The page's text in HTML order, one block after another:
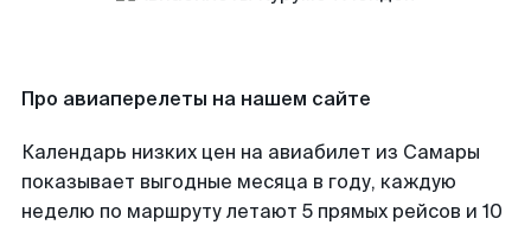
Про авиаперелеты на нашем сайте
Календарь низких цен на авиабилет из Самары
показывает выгодные месяца в году, каждую
неделю по маршруту летают 5 прямых рейсов и 10